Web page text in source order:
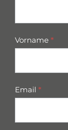
Vorname *
Email *